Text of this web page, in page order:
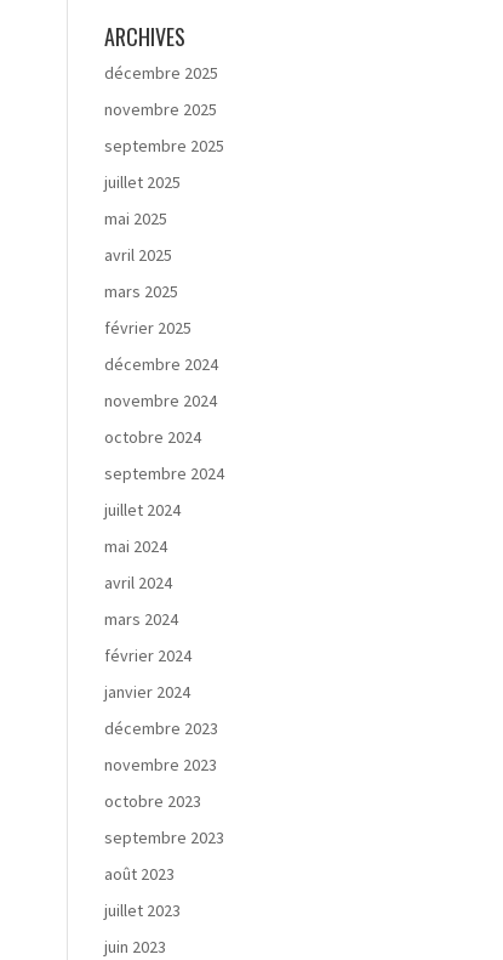
ARCHIVES
décembre 2025
novembre 2025
septembre 2025
juillet 2025
mai 2025
avril 2025
mars 2025
février 2025
décembre 2024
novembre 2024
octobre 2024
septembre 2024
juillet 2024
mai 2024
avril 2024
mars 2024
février 2024
janvier 2024
décembre 2023
novembre 2023
octobre 2023
septembre 2023
août 2023
juillet 2023
juin 2023